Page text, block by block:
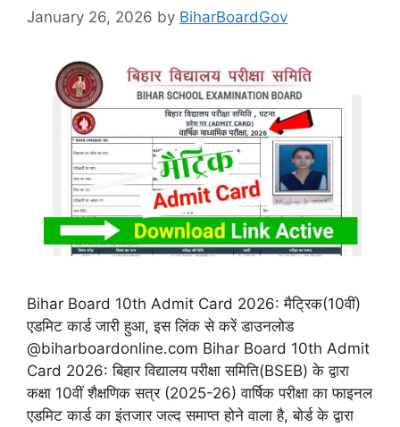
January 26, 2026 by BiharBoardGov
Bihar Board 10th Admit Card 2026: मैट्रिक(10वीं)
एडमिट कार्ड जारी हुआ, इस लिंक से करें डाउनलोड
@biharboardonline.com Bihar Board 10th Admit
Card 2026: बिहार विद्यालय परीक्षा समिति(BSEB) के द्वारा
कक्षा 10वीं शैक्षणिक सत्र (2025-26) वार्षिक परीक्षा का फाइनल
एडमिट कार्ड का इंतजार जल्द समाप्त होने वाला है, बोर्ड के द्वारा